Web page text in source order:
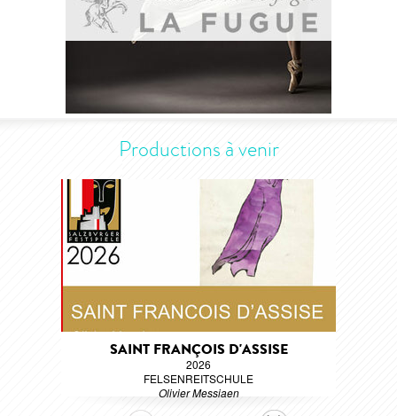
Productions à venir
SAINT FRANÇOIS D'ASSISE
2026
FELSENREITSCHULE
Olivier Messiaen